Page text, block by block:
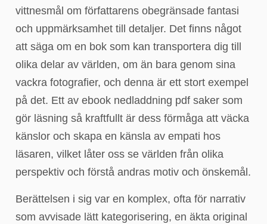
vittnesmål om författarens obegränsade fantasi
och uppmärksamhet till detaljer. Det finns något
att säga om en bok som kan transportera dig till
olika delar av världen, om än bara genom sina
vackra fotografier, och denna är ett stort exempel
på det. Ett av ebook nedladdning pdf saker som
gör läsning så kraftfullt är dess förmåga att väcka
känslor och skapa en känsla av empati hos
läsaren, vilket låter oss se världen från olika
perspektiv och förstå andras motiv och önskemål.
Berättelsen i sig var en komplex, ofta för narrativ
som avvisade lätt kategorisering, en äkta original